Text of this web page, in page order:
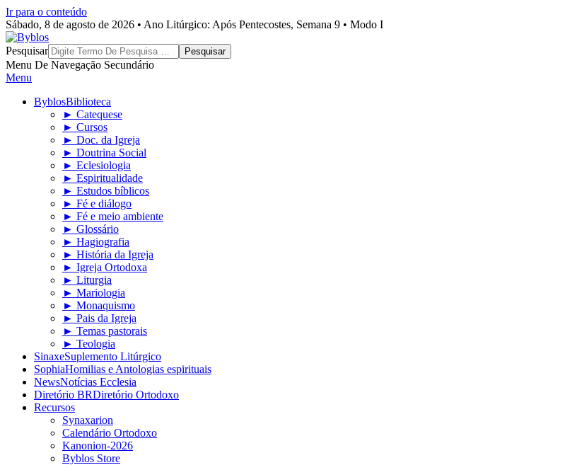
Ir para o conteúdo
Sábado, 8 de agosto de 2026 • Ano Litúrgico: Após Pentecostes, Semana 9 • Modo I
Byblos
Pesquisar
Menu De Navegação Secundário
Menu
ByblosBiblioteca
► Catequese
► Cursos
► Doc. da Igreja
► Doutrina Social
► Eclesiologia
► Espiritualidade
► Estudos bíblicos
► Fé e diálogo
► Fé e meio ambiente
► Glossário
► Hagiografia
► História da Igreja
► Igreja Ortodoxa
► Liturgia
► Mariologia
► Monaquismo
► Pais da Igreja
► Temas pastorais
► Teologia
SinaxeSuplemento Litúrgico
SophiaHomilias e Antologias espirituais
NewsNotícias Ecclesia
Diretório BRDiretório Ortodoxo
Recursos
Synaxarion
Calendário Ortodoxo
Kanonion-2026
Byblos Store